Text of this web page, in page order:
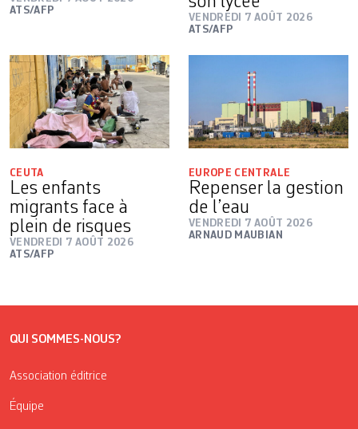
ATS/AFP
VENDREDI 7 AOÛT 2026
ATS/AFP
CEUTA
Les enfants
migrants face à
plein de risques
VENDREDI 7 AOÛT 2026
ATS/AFP
EUROPE CENTRALE
Repenser la gestion
de l’eau
VENDREDI 7 AOÛT 2026
ARNAUD MAUBIAN
QUI SOMMES-NOUS?
Association éditrice
Équipe